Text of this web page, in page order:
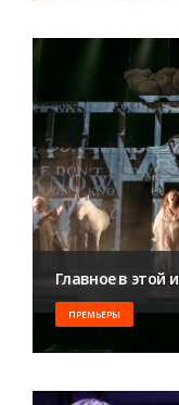
Главное в этой
ПРЕМЬЕРЫ